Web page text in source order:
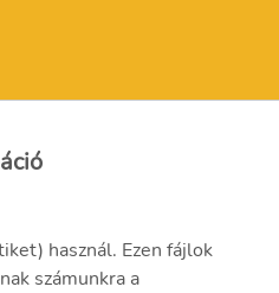
használ. Ezen fájlok
számunkra a